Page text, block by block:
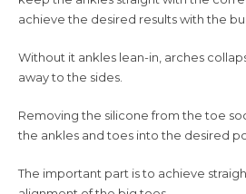
achieve the desired results with the
Without it ankles lean-in, arches
away to the sides.
Removing the silicone from the toe
the ankles and toes into the desired
The important part is to achieve